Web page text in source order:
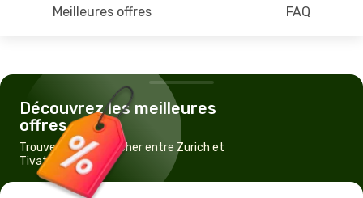
Meilleures offres FAQ
Découvrez les meilleures
offres
Trouvez un vol pas cher entre Zurich et
Tivat